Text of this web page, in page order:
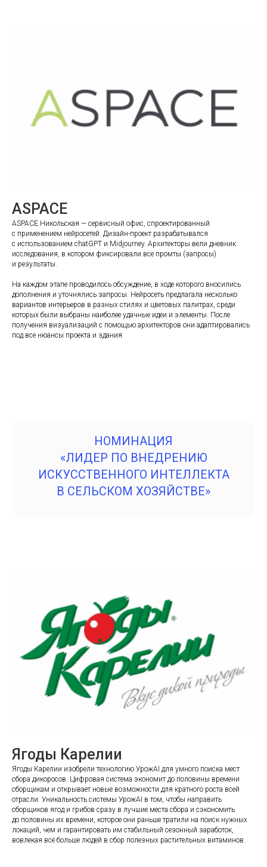
ASPACE
ASPACE Никольская — сервисный офис, спроектированный
с применением нейросетей. Дизайн-проект разрабатывался
c использованием chatGPT и Midjourney. Архитекторы вели дневник
исследования, в котором фиксировали все промты (запросы)
и результаты.
На каждом этапе проводилось обсуждение, в ходе которого вносились
дополнения и уточнялись запросы. Нейросеть предлагала несколько
вариантов интерьеров в разных стилях и цветовых палитрах, среди
которых были выбраны наиболее удачные идеи и элементы. После
получения визуализаций с помощью архитекторов они адаптировались
под все нюансы проекта и здания.
НОМИНАЦИЯ
«ЛИДЕР ПО ВНЕДРЕНИЮ
ИСКУССТВЕННОГО ИНТЕЛЛЕКТА
В СЕЛЬСКОМ ХОЗЯЙСТВЕ»
Ягоды Карелии
Ягоды Карелии изобрели технологию УрожAI для умного поиска мест
сбора дикоросов. Цифровая система экономит до половины времени
сборщикам и открывает новые возможности для кратного роста всей
отрасли. Уникальность системы УрожAI в том, чтобы направить
сборщиков ягод и грибов сразу в лучшие места сбора и сэкономить
до половины их времени, которое они раньше тратили на поиск нужных
локаций, чем и гарантировать им стабильный сезонный заработок,
вовлекая всё больше людей в сбор полезных растительных витаминов.